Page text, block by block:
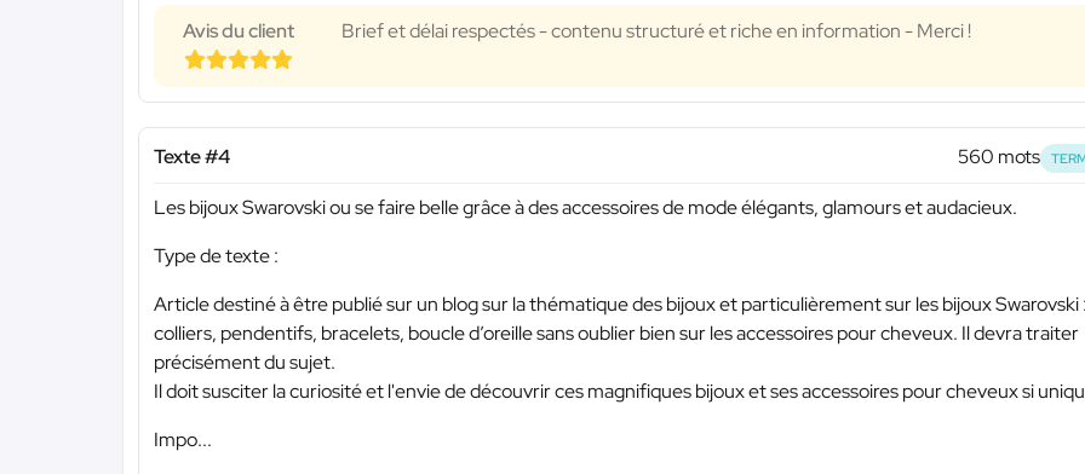
Avis du client Brief et délai respectés - contenu structuré et riche en information - Merci !
Texte #4 560 mots
Les bijoux Swarovski ou se faire belle grâce à des accessoires de mode élégants, glamours et audacieux.
Type de texte :
Article destiné à être publié sur un blog sur la thématique des bijoux et particulièrement sur les bijoux Swarovski :
colliers, pendentifs, bracelets, boucle d’oreille sans oublier bien sur les accessoires pour cheveux. Il devra traiter
précisément du sujet.
Il doit susciter la curiosité et l'envie de découvrir ces magnifiques bijoux et ses accessoires pour cheveux si
Impo...